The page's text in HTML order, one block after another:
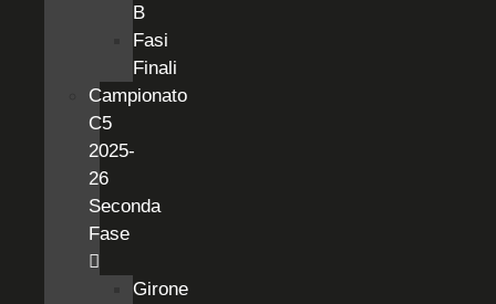
B
Fasi
Finali
Campionato
C5
2025-
26
Seconda
Fase
Girone